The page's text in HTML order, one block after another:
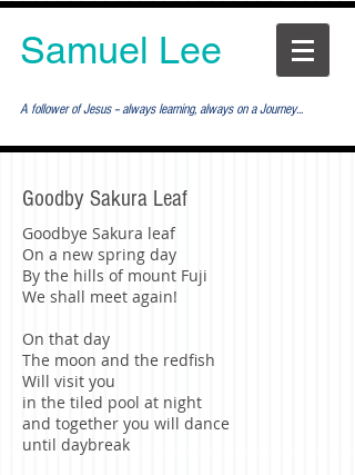
Samuel Lee
A follower of Jesus -- always learning, always on a Journey...
Goodby Sakura Leaf
Goodbye Sakura leaf
On a new spring day
By the hills of mount Fuji
We shall meet again!
On that day
The moon and the redfish
Will visit you
in the tiled pool at night
and together you will dance
until daybreak